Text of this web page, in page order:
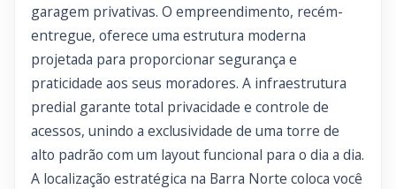
garagem privativas. O empreendimento, recém-
entregue, oferece uma estrutura moderna
projetada para proporcionar segurança e
praticidade aos seus moradores. A infraestrutura
predial garante total privacidade e controle de
acessos, unindo a exclusividade de uma torre de
alto padrão com um layout funcional para o dia a dia.
A localização estratégica na Barra Norte coloca você